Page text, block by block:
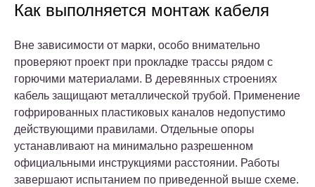
Как выполняется монтаж кабеля
Вне зависимости от марки, особо внимательно
проверяют проект при прокладке трассы рядом с
горючими материалами. В деревянных строениях
кабель защищают металлической трубой. Применение
гофрированных пластиковых каналов недопустимо
действующими правилами. Отдельные опоры
устанавливают на минимально разрешенном
официальными инструкциями расстоянии. Работы
завершают испытанием по приведенной выше схеме.